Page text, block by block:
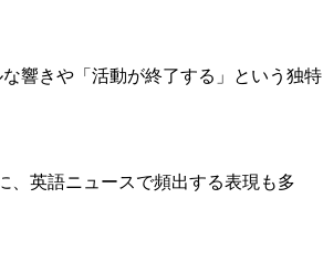
響きや「活動が終了する」という独特
、英語ニュースで頻出する表現も多